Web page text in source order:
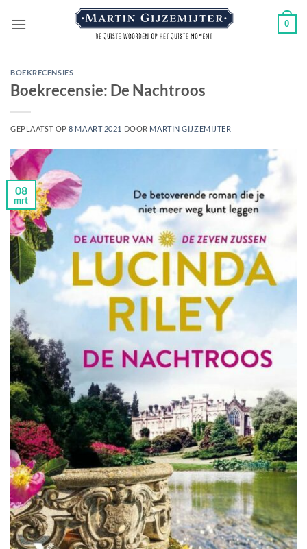
naar
0
BOEKRECENSIES
Boekrecensie: De Nachtroos
GEPLAATST OP8 MAART 2021 DOOR MARTIN GIJZEMIJTER
08
mrt